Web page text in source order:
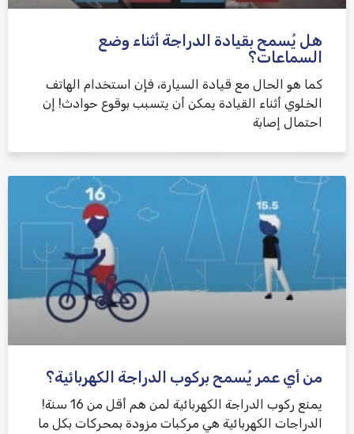
هل يُسمح بقيادة الدراجة أثناء وضع
السماعات؟
كما هو الحال مع قيادة السيارة، فإن استخدام الهاتف
الخلوي أثناء القيادة يمكن أن يتسبب بوقوع حوادث! إن
احتمال إصابة
من أي عمر يُسمح بركوب الدراجة الكهربائية؟
يمنع ركوب الدراجة الكهربائية لمن هم أقل من 16 سنة!
الدراجات الكهربائية هي مركبات مزودة بمحركات بكل ما